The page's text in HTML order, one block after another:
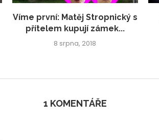
Víme první: Matěj Stropnický s
přítelem kupují zámek...
8 srpna, 2018
1 KOMENTÁŘE